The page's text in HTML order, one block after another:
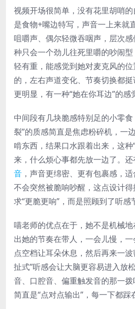
视频开场很简单，没有花里胡哨
是食物+嘴边特写，声音一上来就
咀嚼声、偶尔轻微吞咽声，层次
种只会一个劲儿往死里嚼的吵闹
轻有重，能感觉到她对麦克风的
的，左右声道变化、节奏切换都
更明显，有一种“她在你耳边”的感
中间段有几块脆感特别足的小零
裂”的质感简直是焦虑粉碎机，一
啃东西，结果口水跟着出来，这种
来，什么烦心事都先放一边了。
音 ，声音更绵密、更有包裹感，
不会突然被脆响吵醒，这点设计
求“更脆更响”，而是照顾到了听感
喵老师的优点在于，她不是机械
出她的节奏在带人，一会儿慢，
点空档让耳朵休息，然后再来一
扯式”听感会让大脑更容易进入放
音、口腔音、偏重触发音的那一
简直是“点对点输出”，每一下都踩